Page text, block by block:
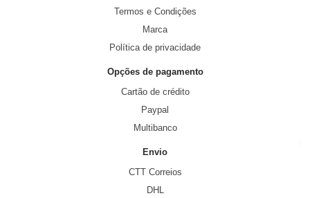
Termos e Condições
Marca
Política de privacidade
Opções de pagamento
Cartão de crédito
Paypal
Multibanco
Envio
CTT Correios
DHL